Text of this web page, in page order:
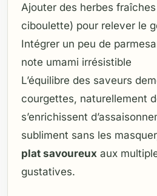
Ajouter des herbes
ciboulette) pour relever le
Intégrer un peu de
note umami irrésistible
L’équilibre des saveurs
courgettes, naturellement
s’enrichissent
subliment sans les
plat savoureux aux
gustatives.